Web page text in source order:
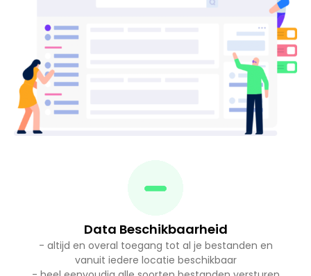
Data Beschikbaarheid
- altijd en overal toegang tot al je bestanden en
vanuit iedere locatie beschikbaar